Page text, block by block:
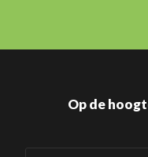
Op de